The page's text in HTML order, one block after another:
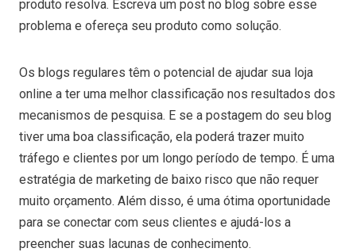
produto resolva. Escreva um post no blog sobre esse
problema e ofereça seu produto como solução.
Os blogs regulares têm o potencial de ajudar sua loja
online a ter uma melhor classificação nos resultados dos
mecanismos de pesquisa. E se a postagem do seu blog
tiver uma boa classificação, ela poderá trazer muito
tráfego e clientes por um longo período de tempo. É uma
estratégia de marketing de baixo risco que não requer
muito orçamento. Além disso, é uma ótima oportunidade
para se conectar com seus clientes e ajudá-los a
preencher suas lacunas de conhecimento.